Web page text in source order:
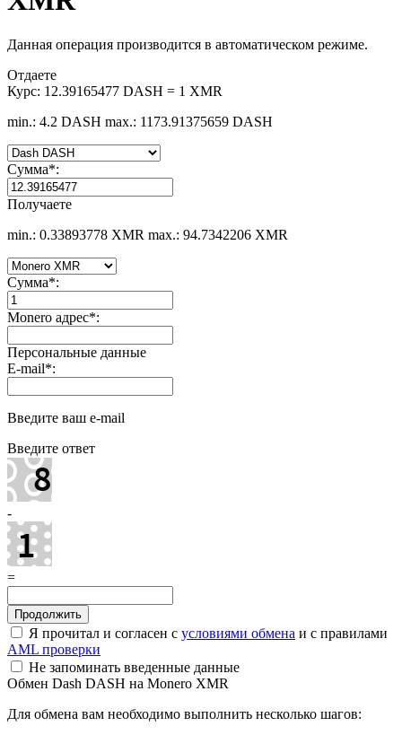
Данная операция производится в автоматическом режиме.
Отдаете
Курс: 12.39165477 DASH = 1 XMR
min.: 4.2 DASH max.: 1173.91375659 DASH
Сумма*:
Получаете
min.: 0.33893778 XMR max.: 94.7342206 XMR
Сумма*:
Monero адрес*:
Персональные данные
E-mail*:
Введите ваш e-mail
Введите ответ
-
=
Я прочитал и согласен с условиями обмена и с правилами
AML проверки
Не запоминать введенные данные
Обмен Dash DASH на Monero XMR
Для обмена вам необходимо выполнить несколько шагов: